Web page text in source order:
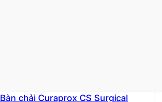
Bàn chải Curaprox CS Surgical